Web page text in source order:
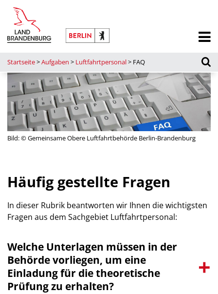
Startseite>Aufgaben > Luftfahrtpersonal> FAQ
Bild: © Gemeinsame Obere Luftfahrtbehörde Berlin-Brandenburg
Häufig gestellte Fragen
In dieser Rubrik beantworten wir Ihnen die wichtigsten
Fragen aus dem Sachgebiet Luftfahrtpersonal:
Welche Unterlagen müssen in der
Behörde vorliegen, um eine
Einladung für die theoretische
Prüfung zu erhalten?